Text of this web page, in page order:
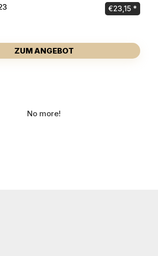
€23,15
ZUM ANGEBOT
No more!